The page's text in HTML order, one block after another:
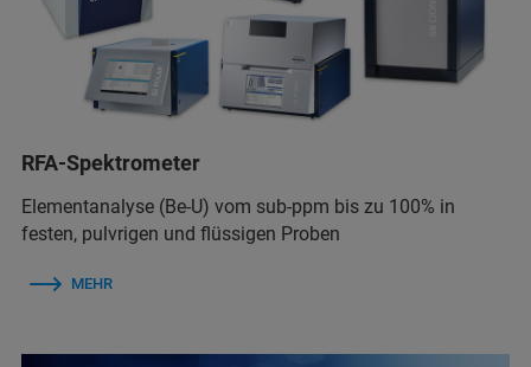
RFA-Spektrometer
Elementanalyse (Be-U) vom sub-ppm bis zu 100% in
festen, pulvrigen und flüssigen Proben
MEHR